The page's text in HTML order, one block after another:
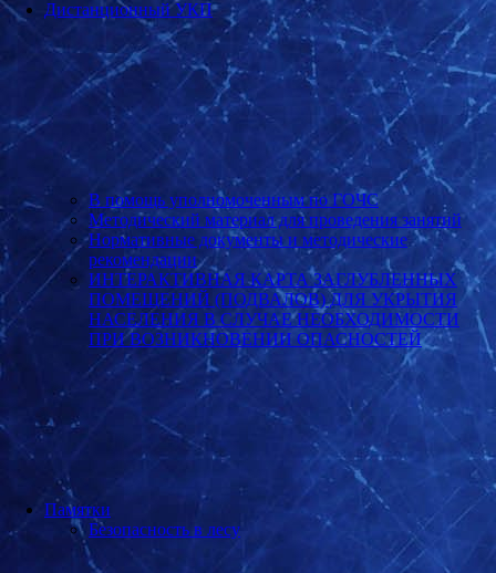
Дистанционный УКП
В помощь уполномоченным по ГОЧС
Методический материал для проведения занятий
Нормативные документы и методические
рекомендации
ИНТЕРАКТИВНАЯ КАРТА ЗАГЛУБЛЕННЫХ
ПОМЕЩЕНИЙ (ПОДВАЛОВ) ДЛЯ УКРЫТИЯ
НАСЕЛЕНИЯ В СЛУЧАЕ НЕОБХОДИМОСТИ
ПРИ ВОЗНИКНОВЕНИИ ОПАСНОСТЕЙ
Памятки
Безопасность в лесу